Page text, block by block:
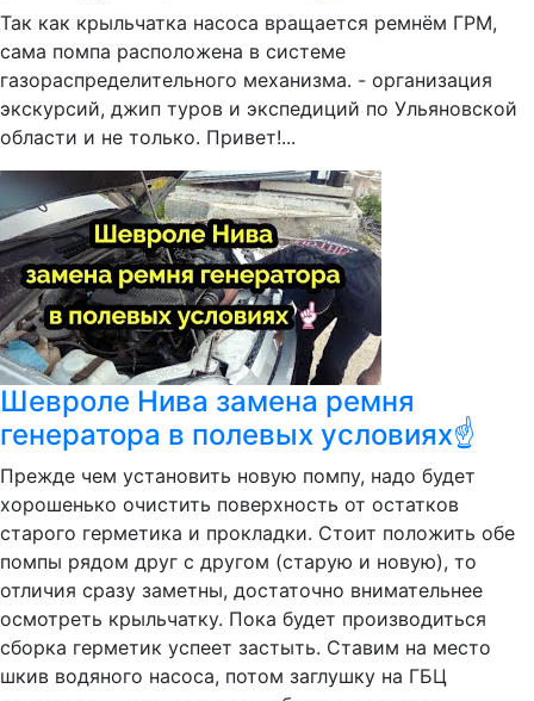
Так как крыльчатка насоса вращается ремнём ГРМ,
сама помпа расположена в системе
газораспределительного механизма. - организация
экскурсий, джип туров и экспедиций по Ульяновской
области и не только. Привет!...
Шевроле Нива замена ремня
генератора в полевых условиях☝
Прежде чем установить новую помпу, надо будет
хорошенько очистить поверхность от остатков
старого герметика и прокладки. Стоит положить обе
помпы рядом друг с другом (старую и новую), то
отличия сразу заметны, достаточно внимательнее
осмотреть крыльчатку. Пока будет производиться
сборка герметик успеет застыть. Ставим на место
шкив водяного насоса, потом заглушку на ГБЦ